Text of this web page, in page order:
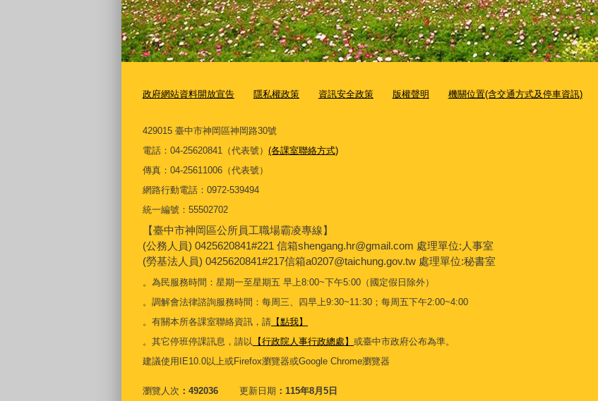
政府網站資料開放宣告 隱私權政策 資訊安全政策 版權聲明 機關位置(含交通方式及停車資訊)
429015 臺中市神岡區神岡路30號
電話：04-25620841（代表號） (各課室聯絡方式)
傳真：04-25611006（代表號）
網路行動電話：0972-539494
統一編號：55502702
【臺中市神岡區公所員工職場霸凌專線】
(公務人員) 0425620841#221 信箱shengang.hr@gmail.com 處理單位:人事室
(勞基法人員) 0425620841#217信箱a0207@taichung.gov.tw 處理單位:秘書室
。為民服務時間：星期一至星期五 早上8:00~下午5:00（國定假日除外）
。調解會法律諮詢服務時間：每周三、四早上9:30~11:30；每周五下午2:00~4:00
。有關本所各課室聯絡資訊，請 【點我】
。其它停班停課訊息，請以 【行政院人事行政總處】 或臺中市政府公布為準。
建議使用IE10.0以上或Firefox瀏覽器或Google Chrome瀏覽器
瀏覽人次 492036 更新日期 115年8月5日